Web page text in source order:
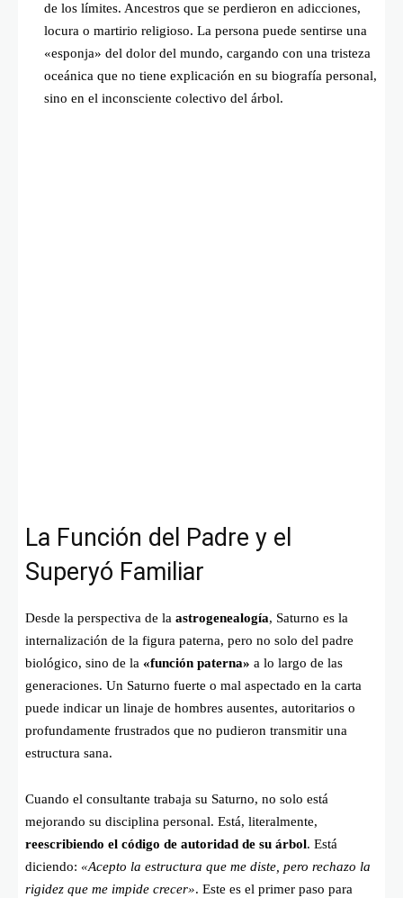
de los límites. Ancestros que se perdieron en adicciones,
locura o martirio religioso. La persona puede sentirse una
«esponja» del dolor del mundo, cargando con una tristeza
oceánica que no tiene explicación en su biografía personal,
sino en el inconsciente colectivo del árbol.
La Función del Padre y el
Superyó Familiar
Desde la perspectiva de la astrogenealogía, Saturno es la
internalización de la figura paterna, pero no solo del padre
biológico, sino de la «función paterna» a lo largo de las
generaciones. Un Saturno fuerte o mal aspectado en la carta
puede indicar un linaje de hombres ausentes, autoritarios o
profundamente frustrados que no pudieron transmitir una
estructura sana.
Cuando el consultante trabaja su Saturno, no solo está
mejorando su disciplina personal. Está, literalmente,
reescribiendo el código de autoridad de su árbol. Está
diciendo: «Acepto la estructura que me diste, pero rechazo la
rigidez que me impide crecer». Este es el primer paso para